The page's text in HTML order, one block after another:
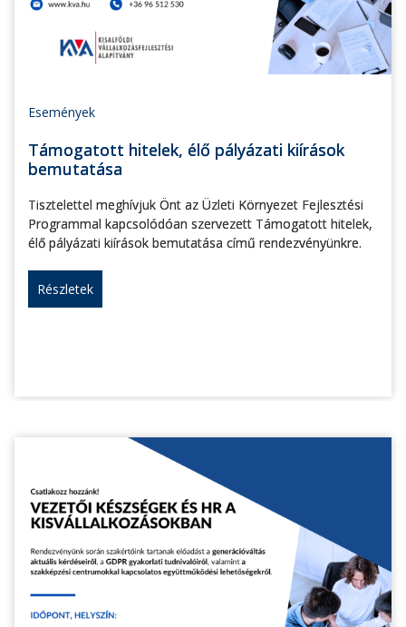
Események
Támogatott hitelek, élő pályázati kiírások
bemutatása
Tisztelettel meghívjuk Önt az Üzleti Környezet Fejlesztési
Programmal kapcsolódóan szervezett Támogatott hitelek,
élő pályázati kiírások bemutatása című rendezvényünkre.
Részletek